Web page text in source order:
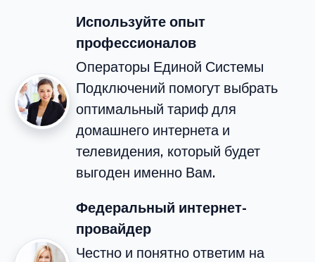
Используйте опыт
профессионалов
Операторы Единой Системы
Подключений помогут выбрать
оптимальный тариф для
домашнего интернета и
телевидения, который будет
выгоден именно Вам.
Федеральный интернет-
провайдер
Честно и понятно ответим на